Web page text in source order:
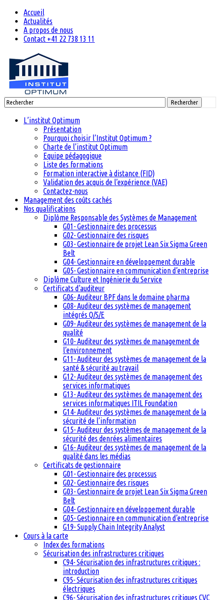
Accueil
Actualités
A propos de nous
Contact +41 22 738 13 11
Rechercher
L’institut Optimum
Présentation
Pourquoi choisir l’Institut Optimum ?
Charte de l’institut Optimum
Equipe pédagogique
Liste des formations
Formation interactive à distance (FID)
Validation des acquis de l’expérience (VAE)
Contactez-nous
Management des coûts cachés
Nos qualifications
Diplôme Responsable des Systèmes de Management
G01- Gestionnaire des processus
G02- Gestionnaire des risques
G03- Gestionnaire de projet Lean Six Sigma Green
Belt
G04- Gestionnaire en développement durable
G05- Gestionnaire en communication d’entreprise
Diplôme Culture et Ingénierie du Service
Certificats d’auditeur
G06- Auditeur BPF dans le domaine pharma
G08- Auditeur des systèmes de management
intégrés Q/S/E
G09- Auditeur des systèmes de management de la
qualité
G10- Auditeur des systèmes de management de
l’environnement
G11- Auditeur des systèmes de management de la
santé & sécurité au travail
G12- Auditeur des systèmes de management des
services informatiques
G13- Auditeur des systèmes de management des
services informatiques ITIL Foundation
G14- Auditeur des systèmes de management de la
sécurité de l’information
G15- Auditeur des systèmes de management de la
sécurité des denrées alimentaires
G16- Auditeur des systèmes de management de la
qualité dans les médias
Certificats de gestionnaire
G01- Gestionnaire des processus
G02- Gestionnaire des risques
G03- Gestionnaire de projet Lean Six Sigma Green
Belt
G04- Gestionnaire en développement durable
G05- Gestionnaire en communication d’entreprise
G19- Supply Chain Integrity Analyst
Cours à la carte
Index des formations
Sécurisation des infrastructures critiques
C94- Sécurisation des infrastructures critiques :
introduction
C95- Sécurisation des infrastructures critiques
électriques
C96- Sécurisation des infrastructures critiques CVC